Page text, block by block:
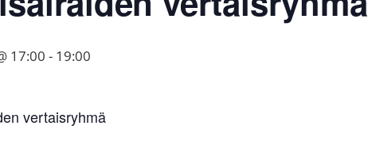
17:00 - 19:00
vertaisryhmä